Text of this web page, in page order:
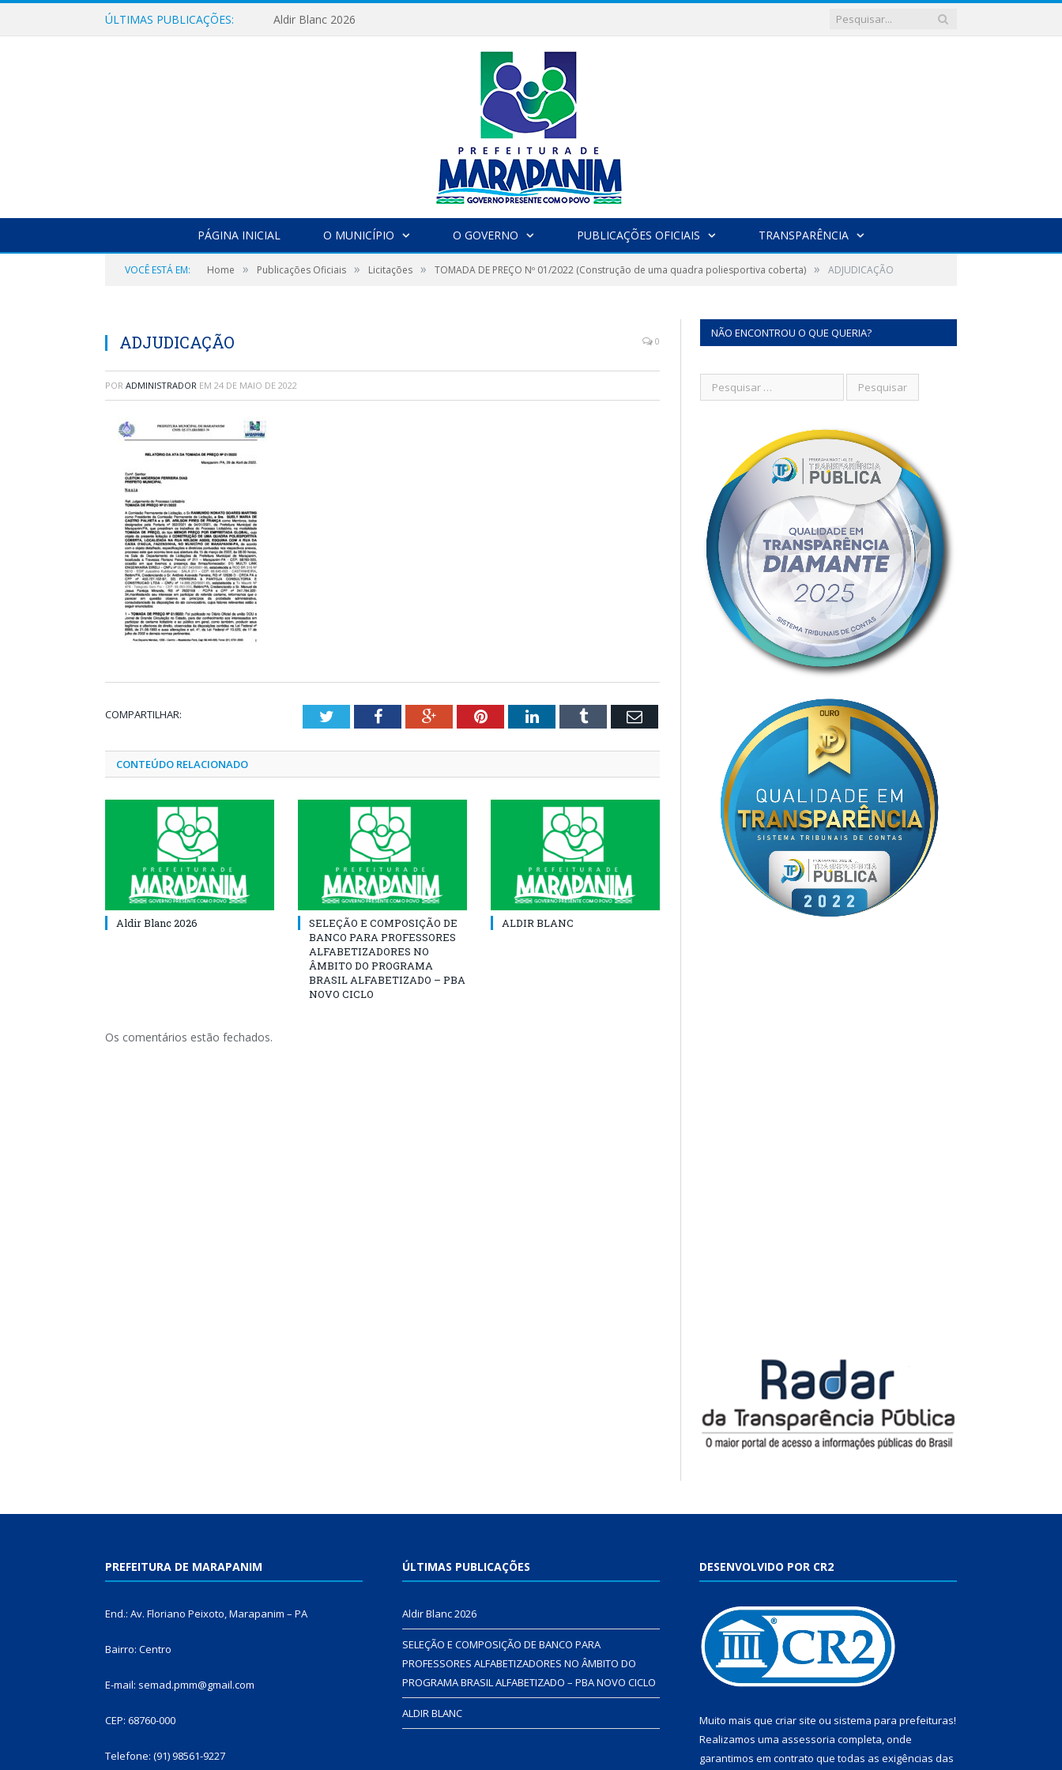
ÚLTIMAS PUBLICAÇÕES: Aldir Blanc 2026
PÁGINA INICIAL O MUNICÍPIO O GOVERNO PUBLICAÇÕES OFICIAIS TRANSPARÊNCIA
VOCÊ ESTÁ EM: Home » Publicações Oficiais » Licitações » TOMADA DE PREÇO Nº 01/2022 (Construção de uma quadra poliesportiva coberta) » ADJUDICAÇÃO
ADJUDICAÇÃO 0
POR ADMINISTRADOR EM 24 DE MAIO DE 2022
COMPARTILHAR: TwitterFacebookGoogle+PinterestLinkedInTumblr Email
CONTEÚDO RELACIONADO
Aldir Blanc 2026
SELEÇÃO E COMPOSIÇÃO DE
BANCO PARA PROFESSORES
ALFABETIZADORES NO
ÂMBITO DO PROGRAMA
BRASIL ALFABETIZADO – PBA
NOVO CICLO
ALDIR BLANC
Os comentários estão fechados.
NÃO ENCONTROU O QUE QUERIA?
PREFEITURA DE MARAPANIM
End.: Av. Floriano Peixoto, Marapanim – PA
Bairro: Centro
E-mail: semad.pmm@gmail.com
CEP: 68760-000
Telefone: (91) 98561-9227
ÚLTIMAS PUBLICAÇÕES
Aldir Blanc 2026
SELEÇÃO E COMPOSIÇÃO DE BANCO PARA
PROFESSORES ALFABETIZADORES NO ÂMBITO DO
PROGRAMA BRASIL ALFABETIZADO – PBA NOVO CICLO
ALDIR BLANC
DESENVOLVIDO POR CR2
Muito mais que criar site ou sistema para prefeituras!
Realizamos uma assessoria completa, onde
garantimos em contrato que todas as exigências das